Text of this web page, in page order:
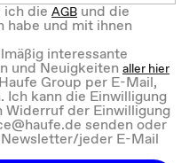
ich dieAGBund die
habe und mit ihnen
interessante
und Neuigkeiten aller hier
Group per E-Mail,
Ich kann die Einwilligung
der Einwilligung
senden oder
jeder E-Mail